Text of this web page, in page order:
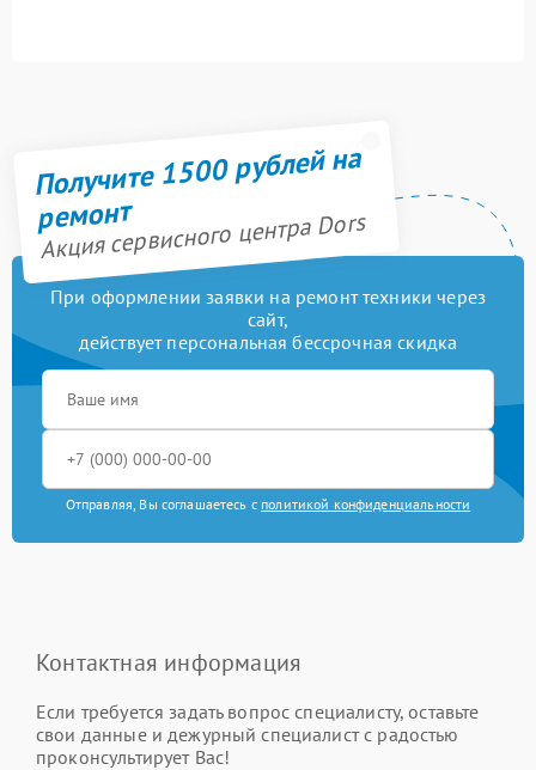
Получите 1500 рублей на
ремонт
Акция сервисного центра Dors
При оформлении заявки на ремонт техники через
сайт,
действует персональная бессрочная скидка
Отправляя, Вы соглашаетесь с политикой конфиденциальности
Контактная информация
Если требуется задать вопрос специалисту, оставьте
свои данные и дежурный специалист с радостью
проконсультирует Вас!